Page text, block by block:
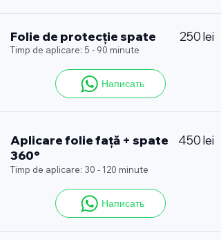
Folie de protecție spate 250 lei
Timp de aplicare: 5 - 90 minute
Написать
Aplicare folie față + spate
360°
450 lei
Timp de aplicare: 30 - 120 minute
Написать